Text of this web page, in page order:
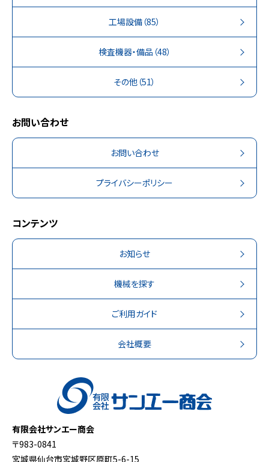
工場設備 （85）
検査機器・備品 （48）
その他 （51）
お問い合わせ
お問い合わせ
プライバシーポリシー
コンテンツ
お知らせ
機械を探す
ご利用ガイド
会社概要
有限会社サンエー商会
〒983-0841
宮城県仙台市宮城野区原町5-6-15